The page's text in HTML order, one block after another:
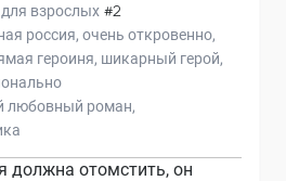
взрослых #2
россия очень откровенно
героиня шикарный герой
любовный роман
должна отомстить, он